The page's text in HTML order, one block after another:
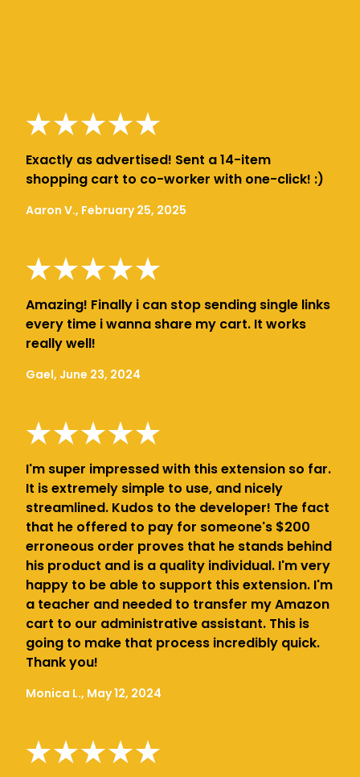
Exactly as advertised! Sent a 14-item
shopping cart to co-worker with one-click! :)
Aaron V., February 25, 2025
Amazing! Finally i can stop sending single links
every time i wanna share my cart. It works
really well!
Gael, June 23, 2024
I'm super impressed with this extension so far.
It is extremely simple to use, and nicely
streamlined. Kudos to the developer! The fact
that he offered to pay for someone's $200
erroneous order proves that he stands behind
his product and is a quality individual. I'm very
happy to be able to support this extension. I'm
a teacher and needed to transfer my Amazon
cart to our administrative assistant. This is
going to make that process incredibly quick.
Thank you!
Monica L., May 12, 2024